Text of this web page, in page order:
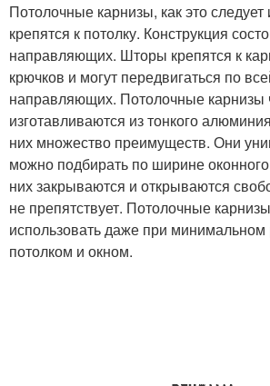
Потолочные карнизы, как это следует
крепятся к потолку. Конструкция
направляющих. Шторы крепятся к
крючков и могут передвигаться по
направляющих. Потолочные карнизы
изготавливаются из тонкого
них множество преимуществ. Они
можно подбирать по ширине
них закрываются и открываются
не препятствует. Потолочные
использовать даже при
потолком и окном.